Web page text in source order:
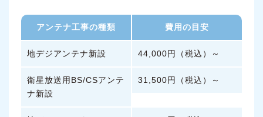
アンテナ工事の種類 費用の目安
地デジアンテナ新設 44,000円（税込）～
衛星放送用BS/CSアンテ
ナ新設
31,500円（税込）～